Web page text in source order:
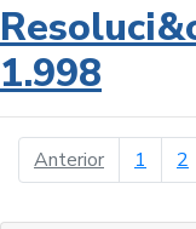
1.998
Anteriorpágina
1 2